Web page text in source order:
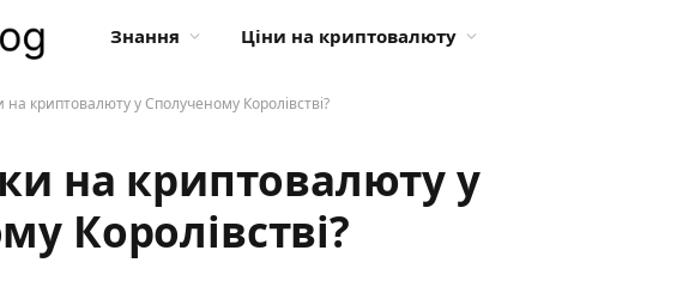
Знання Ціни на криптовалюту
на криптовалюту у Сполученому Королівстві?
на криптовалюту у
Королівстві?